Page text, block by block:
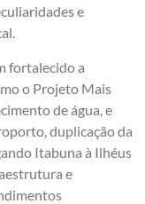
e
fortalecido a
o Projeto Mais
de água, e
duplicação da
Itabuna à Ilhéus
e